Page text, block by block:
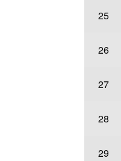
25
26
27
28
29